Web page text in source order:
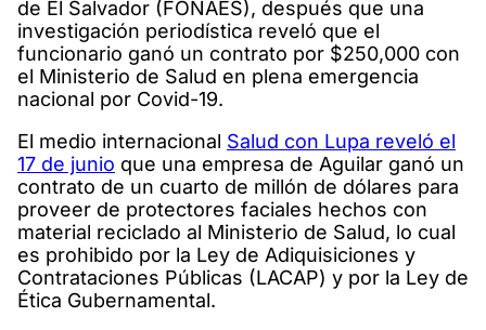
de El Salvador (FONAES), después que una
investigación periodística reveló que el
funcionario ganó un contrato por $250,000 con
el Ministerio de Salud en plena emergencia
nacional por Covid-19.
El medio internacional Salud con Lupa reveló el
17 de junio que una empresa de Aguilar ganó un
contrato de un cuarto de millón de dólares para
proveer de protectores faciales hechos con
material reciclado al Ministerio de Salud, lo cual
es prohibido por la Ley de Adiquisiciones y
Contrataciones Públicas (LACAP) y por la Ley de
Ética Gubernamental.